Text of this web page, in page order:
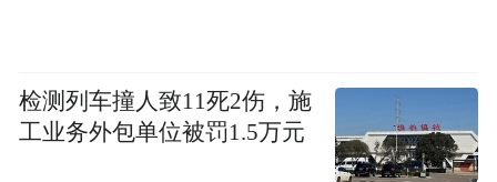
检测列车撞人致11死2伤，施
工业务外包单位被罚1.5万元